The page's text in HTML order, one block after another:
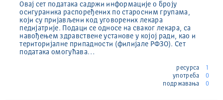
Овај сет података садржи информације о броју
осигураника распоређених по старосним групама,
који су пријављени код уговорених лекара
педијатрије. Подаци се односе на сваког лекара, са
навођењем здравствене установе у којој ради, као и
територијалне припадности (филијале РФЗО). Сет
података омогућава…
ресурса
1
употреба
0
подржавања
0